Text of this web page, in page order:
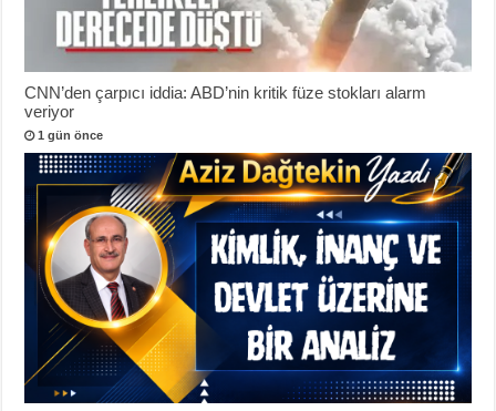
CNN’den çarpıcı iddia: ABD’nin kritik füze stokları alarm
veriyor
1 gün önce